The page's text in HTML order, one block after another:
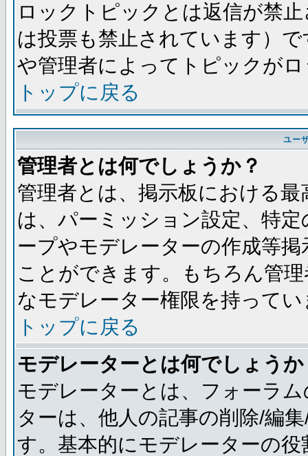
ロックトピックとは返信が禁
は投票も禁止されています）
や管理者によってトピックが
トップに戻る
ユー
管理者とは何でしょうか？
管理者とは、掲示板における
は、パーミッション設定、特
ープやモデレーターの作成等
ことができます。もちろん管
なモデレーター権限を持ってい
トップに戻る
モデレーターとは何でしょうか
モデレーターとは、フォーラ
ターは、他人の記事の削除/編
す。基本的にモデレーターの